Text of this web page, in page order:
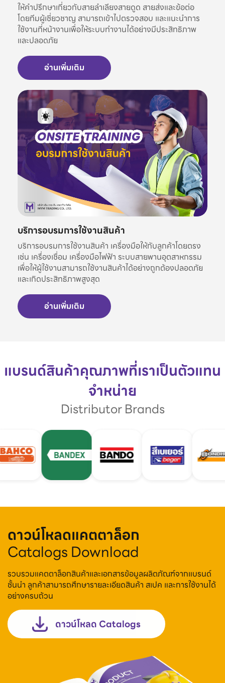
ให้คำปรึกษาเกี่ยวกับสายลำเลียงสายดูด สายส่งและข้อต่อ
โดยทีมผู้เชี่ยวชาญ สามารถเข้าไปตรวจสอบ และแนะนำการ
ใช้งานที่หน้างานเพื่อให้ระบบทำงานได้อย่างมีประสิทธิภาพ
และปลอดภัย
อ่านเพิ่มเติม
บริการอบรมการใช้งานสินค้า
บริการอบรมการใช้งานสินค้า เครื่องมือให้กับลูกค้าโดยตรง
เช่น เครื่องเชื่อม เครื่องมือไฟฟ้า ระบบสายพานอุตสาหกรรม
เพื่อให้ผู้ใช้งานสามารถใช้งานสินค้าได้อย่างถูกต้องปลอดภัย
และเกิดประสิทธิภาพสูงสุด
อ่านเพิ่มเติม
แบรนด์สินค้าคุณภาพที่เราเป็นตัวแทน
จำหน่าย
Distributor Brands
ดาวน์โหลดแคตตาล็อก
Catalogs Download
รวบรวมแคตตาล็อกสินค้าและเอกสารข้อมูลผลิตภัณฑ์จากแบรนด์
ชั้นนำ ลูกค้าสามารถศึกษารายละเอียดสินค้า สเปค และการใช้งานได้
อย่างครบถ้วน
ดาวน์โหลด Catalogs